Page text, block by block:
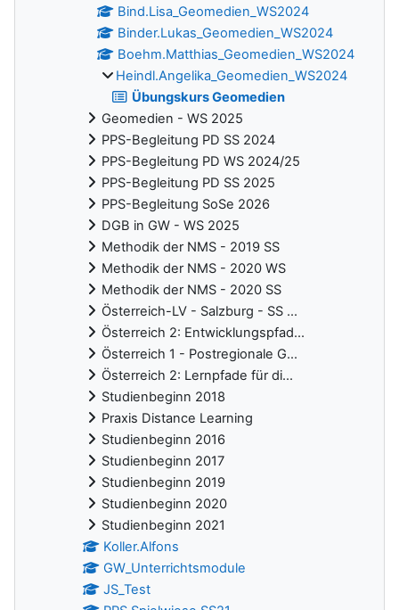
Bind.Lisa_Geomedien_WS2024
Binder.Lukas_Geomedien_WS2024
Boehm.Matthias_Geomedien_WS2024
Heindl.Angelika_Geomedien_WS2024
Übungskurs Geomedien
Geomedien - WS 2025
PPS-Begleitung PD SS 2024
PPS-Begleitung PD WS 2024/25
PPS-Begleitung PD SS 2025
PPS-Begleitung SoSe 2026
DGB in GW - WS 2025
Methodik der NMS - 2019 SS
Methodik der NMS - 2020 WS
Methodik der NMS - 2020 SS
Österreich-LV - Salzburg - SS ...
Österreich 2: Entwicklungspfad...
Österreich 1 - Postregionale G...
Österreich 2: Lernpfade für di...
Studienbeginn 2018
Praxis Distance Learning
Studienbeginn 2016
Studienbeginn 2017
Studienbeginn 2019
Studienbeginn 2020
Studienbeginn 2021
Koller.Alfons
GW_Unterrichtsmodule
JS_Test